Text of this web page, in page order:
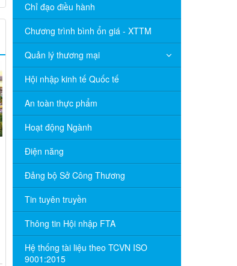
Chỉ đạo điều hành
Chương trình bình ổn giá - XTTM
Quản lý thương mại
Hội nhập kinh tế Quốc tế
An toàn thực phẩm
Hoạt động Ngành
Điện năng
Đảng bộ Sở Công Thương
Tin tuyên truyền
Thông tin Hội nhập FTA
Hệ thống tài liệu theo TCVN ISO
9001:2015